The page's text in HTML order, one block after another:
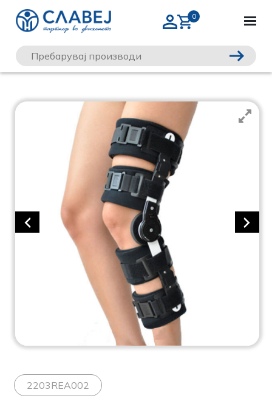
2203REA002